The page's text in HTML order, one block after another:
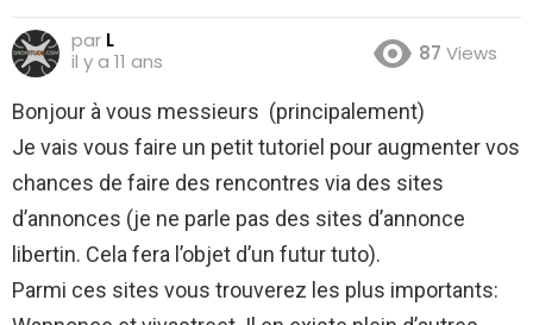
par L
il y a 11 ans
87 Views
Bonjour à vous messieurs (principalement)
Je vais vous faire un petit tutoriel pour augmenter vos
chances de faire des rencontres via des sites
d’annonces (je ne parle pas des sites d’annonce
libertin. Cela fera l’objet d’un futur tuto).
Parmi ces sites vous trouverez les plus importants: